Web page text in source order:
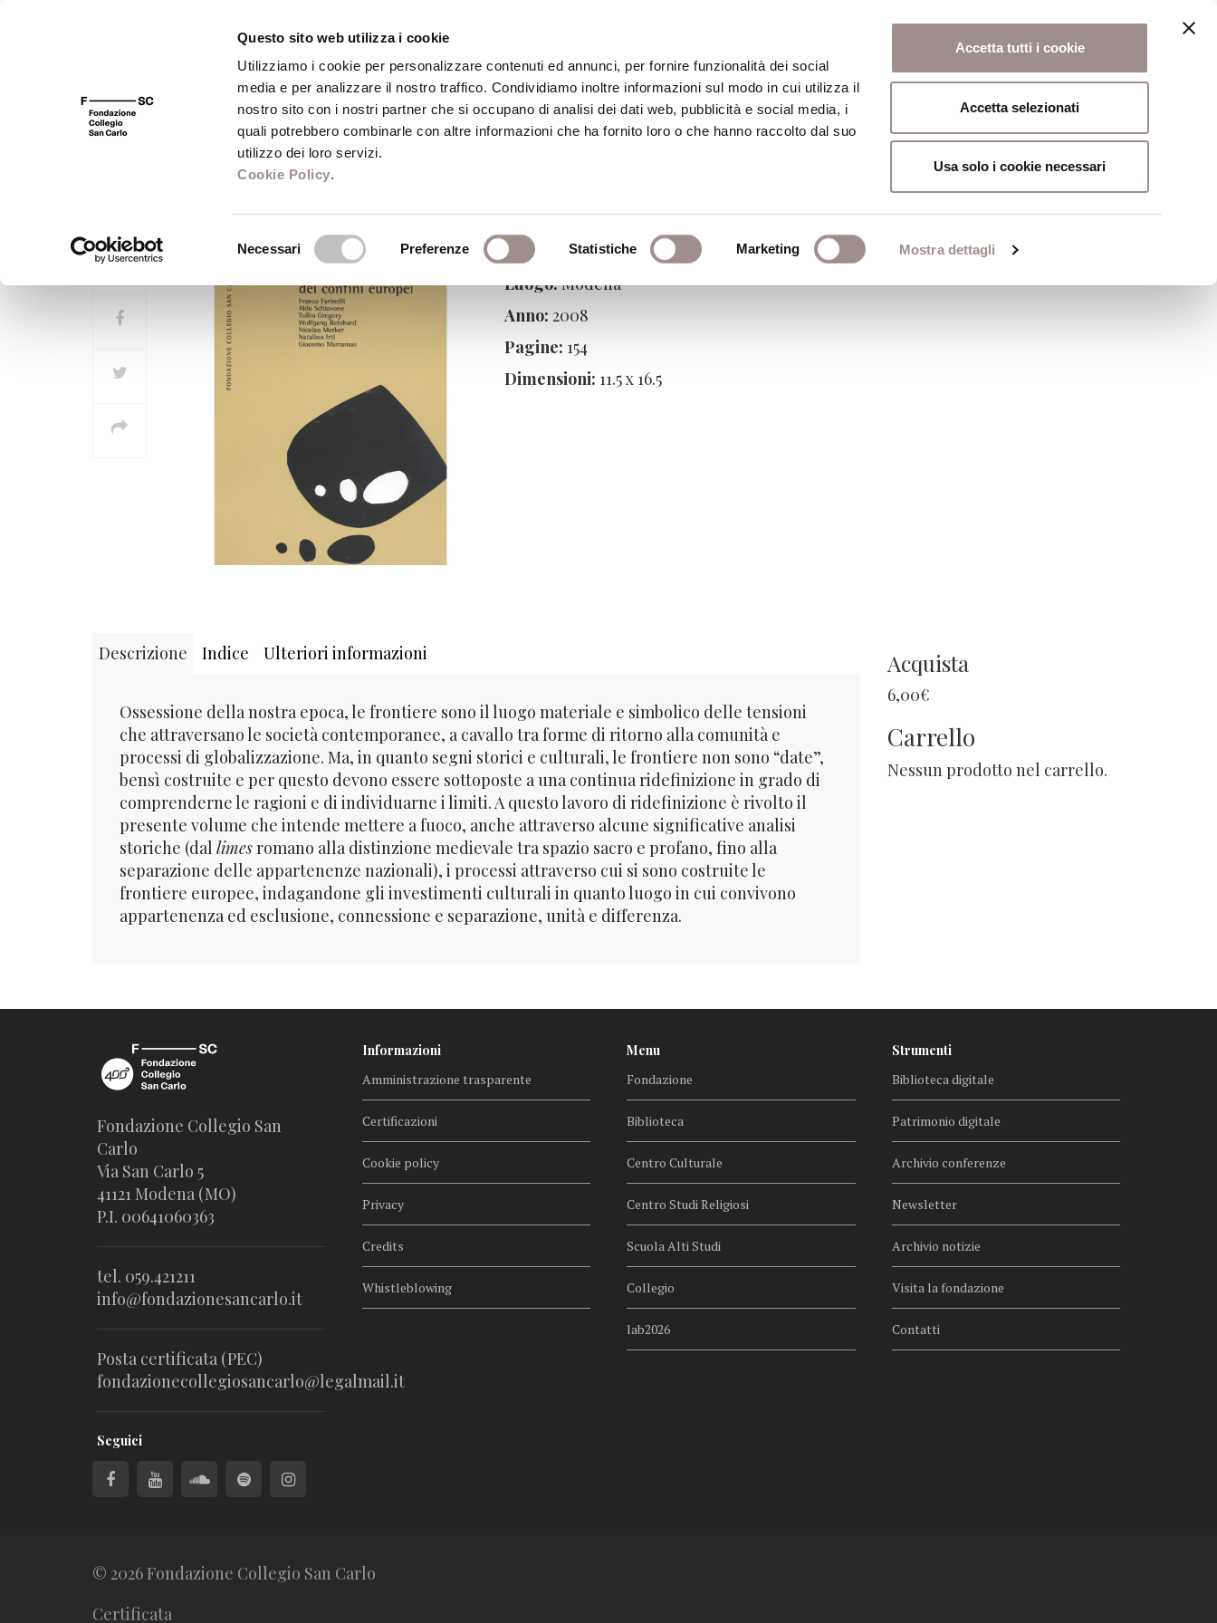
Questo sito web utilizza i cookie
Utilizziamo i cookie per personalizzare contenuti ed annunci, per fornire funzionalità dei social
media e per analizzare il nostro traffico. Condividiamo inoltre informazioni sul modo in cui utilizza il
nostro sito con i nostri partner che si occupano di analisi dei dati web, pubblicità e social media, i
quali potrebbero combinarle con altre informazioni che ha fornito loro o che hanno raccolto dal suo
utilizzo dei loro servizi.
Cookie Policy.
Necessari Preferenze Statistiche Marketing Mostra dettagli
Accetta tutti i cookie
Accetta selezionati
Usa solo i cookie necessari
FSC 400 Fondazione Biblioteca Centro Culturale Centro Studi Religiosi Scuola Alti Studi
Frontiere
Politiche e mitologie dei confini europei
Editore:
Cooptip Industrie Grafiche
Luogo:Modena
Anno: 2008
Pagine: 154
Dimensioni: 11.5 x 16.5
Descrizione Indice Ulteriori informazioni
Ossessione della nostra epoca, le frontiere sono il luogo materiale e simbolico delle tensioni
che attraversano le società contemporanee, a cavallo tra forme di ritorno alla comunità e
processi di globalizzazione. Ma, in quanto segni storici e culturali, le frontiere non sono “date”,
bensì costruite e per questo devono essere sottoposte a una continua ridefinizione in grado di
comprenderne le ragioni e di individuarne i limiti. A questo lavoro di ridefinizione è rivolto il
presente volume che intende mettere a fuoco, anche attraverso alcune significative analisi
storiche (dal limesromano alla distinzione medievale tra spazio sacro e profano, fino alla
separazione delle appartenenze nazionali), i processi attraverso cui si sono costruite le
frontiere europee, indagandone gli investimenti culturali in quanto luogo in cui convivono
appartenenza ed esclusione, connessione e separazione, unità e differenza.
Acquista
6,00€
Carrello
Nessun prodotto nel carrello.
Fondazione Collegio San
Carlo
Via San Carlo 5
41121 Modena (MO)
P.I. 00641060363
tel. 059.421211
info@fondazionesancarlo.it
Posta certificata (PEC)
fondazionecollegiosancarlo@legalmail.it
Seguici
Informazioni
Amministrazione trasparente
Certificazioni
Cookie policy
Privacy
Credits
Whistleblowing
Menu
Fondazione
Biblioteca
Centro Culturale
Centro Studi Religiosi
Scuola Alti Studi
Collegio
lab2026
Strumenti
Biblioteca digitale
Patrimonio digitale
Archivio conferenze
Newsletter
Archivio notizie
Visita la fondazione
Contatti
© 2026 Fondazione Collegio San Carlo
Certificata